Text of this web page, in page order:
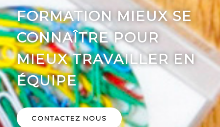
FORMATION MIEUX SE
CONNAÎTRE POUR
MIEUX TRAVAILLER EN
ÉQUIPE
CONTACTEZ NOUS